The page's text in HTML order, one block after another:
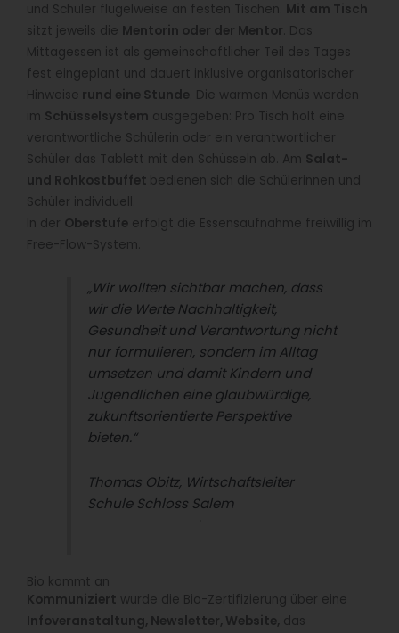
und Schüler flügelweise an festen Tischen. Mit am Tisch
sitzt jeweils die Mentorin oder der Mentor . Das
Mittagessen ist als gemeinschaftlicher Teil des Tages
fest eingeplant und dauert inklusive organisatorischer
Hinweise rund eine Stunde . Die warmen Menüs werden
im Schüsselsystem ausgegeben: Pro Tisch holt eine
verantwortliche Schülerin oder ein verantwortlicher
Schüler das Tablett mit den Schüsseln ab. Am Salat-
und Rohkostbuffet bedienen sich die Schülerinnen und
Schüler individuell.
In der Oberstufe erfolgt die Essensaufnahme freiwillig im
Free-Flow-System.
„Wir wollten sichtbar machen, dass
wir die Werte Nachhaltigkeit,
Gesundheit und Verantwortung nicht
nur formulieren, sondern im Alltag
umsetzen und damit Kindern und
Jugendlichen eine glaubwürdige,
zukunftsorientierte Perspektive
bieten.“
Thomas Obitz, Wirtschaftsleiter
Schule Schloss Salem
Bio kommt an
Kommuniziert wurde die Bio-Zertifizierung über eine
Infoveranstaltung, Newsletter, Website, das